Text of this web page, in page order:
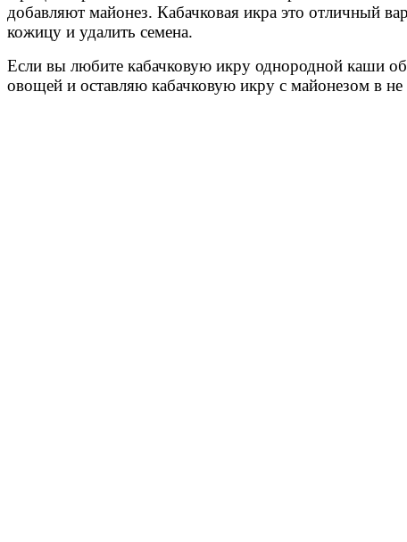
добавляют майонез. Кабачковая икра это отличный
кожицу и удалить семена.
Если вы любите кабачковую икру однородной каши
овощей и оставляю кабачковую икру с майонезом в не